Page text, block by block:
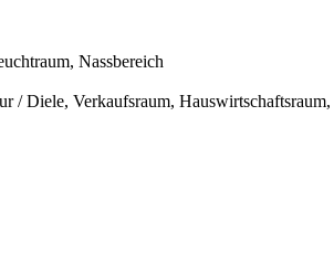
Nassbereich
/ Diele, Verkaufsraum, Hauswirtschaftsraum,